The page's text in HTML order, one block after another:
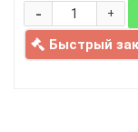
+
-
Быстрый